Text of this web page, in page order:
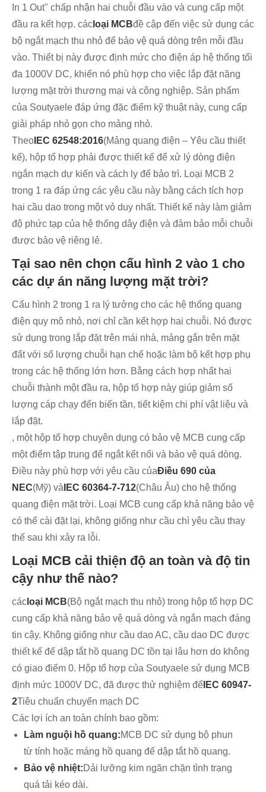
In 1 Out" chấp nhận hai chuỗi đầu vào và cung cấp một
đầu ra kết hợp. các loại MCBđề cập đến việc sử dụng các
bộ ngắt mạch thu nhỏ để bảo vệ quá dòng trên mỗi đầu
vào. Thiết bị này được định mức cho điện áp hệ thống tối
đa 1000V DC, khiến nó phù hợp cho việc lắp đặt năng
lượng mặt trời thương mại và công nghiệp. Sản phẩm
của Soutyaele đáp ứng đặc điểm kỹ thuật này, cung cấp
giải pháp nhỏ gọn cho mảng nhỏ.
Theo IEC 62548:2016(Mảng quang điện – Yêu cầu thiết
kế), hộp tổ hợp phải được thiết kế để xử lý dòng điện
ngắn mạch dự kiến ​​và cách ly để bảo trì. Loại MCB 2
trong 1 ra đáp ứng các yêu cầu này bằng cách tích hợp
hai cầu dao trong một vỏ duy nhất. Thiết kế này làm giảm
độ phức tạp của hệ thống dây điện và đảm bảo mỗi chuỗi
được bảo vệ riêng lẻ.
Tại sao nên chọn cấu hình 2 vào 1 cho
các dự án năng lượng mặt trời?
Cấu hình 2 trong 1 ra lý tưởng cho các hệ thống quang
điện quy mô nhỏ, nơi chỉ cần kết hợp hai chuỗi. Nó được
sử dụng trong lắp đặt trên mái nhà, mảng gắn trên mặt
đất với số lượng chuỗi hạn chế hoặc làm bộ kết hợp phụ
trong các hệ thống lớn hơn. Bằng cách hợp nhất hai
chuỗi thành một đầu ra, hộp tổ hợp này giúp giảm số
lượng cáp chạy đến biến tần, tiết kiệm chi phí vật liệu và
lắp đặt.
, một hộp tổ hợp chuyên dụng có bảo vệ MCB cung cấp
một điểm tập trung để ngắt kết nối và bảo vệ quá dòng.
Điều này phù hợp với yêu cầu củaĐiều 690 của
NEC(Mỹ) và IEC 60364-7-712(Châu Âu) cho hệ thống
quang điện mặt trời. Loại MCB cung cấp khả năng bảo vệ
có thể cài đặt lại, không giống như cầu chì yêu cầu thay
thế sau khi xảy ra lỗi.
Loại MCB cải thiện độ an toàn và độ tin
cậy như thế nào?
các loại MCB(Bộ ngắt mạch thu nhỏ) trong hộp tổ hợp DC
cung cấp khả năng bảo vệ quá dòng và ngắn mạch đáng
tin cậy. Không giống như cầu dao AC, cầu dao DC được
thiết kế để dập tắt hồ quang DC tồn tại lâu hơn do không
có giao điểm 0. Hộp tổ hợp của Soutyaele sử dụng MCB
định mức 1000V DC, đã được thử nghiệm để IEC 60947-
2Tiêu chuẩn chuyển mạch DC
Các lợi ích an toàn chính bao gồm:
Làm nguội hồ quang:MCB DC sử dụng bộ phun
từ tính hoặc máng hồ quang để dập tắt hồ quang.
Bảo vệ nhiệt:Dải lưỡng kim ngăn chặn tình trạng
quá tải kéo dài.